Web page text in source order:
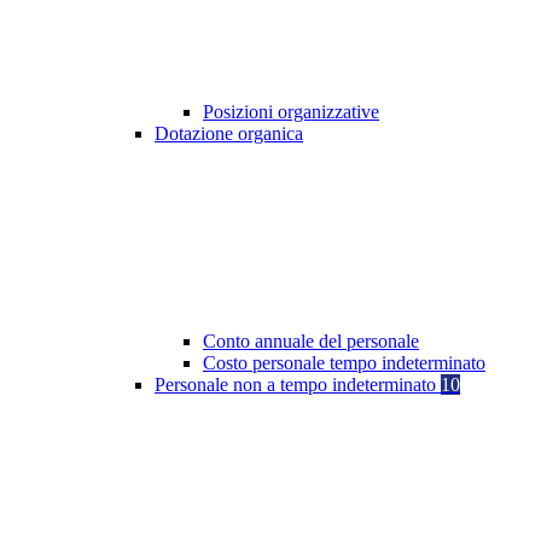
Posizioni organizzative
Dotazione organica
Conto annuale del personale
Costo personale tempo indeterminato
Personale non a tempo indeterminato 10